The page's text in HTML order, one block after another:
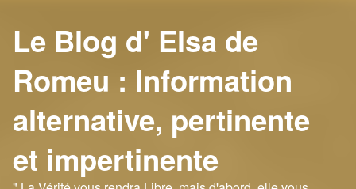
Le Blog d' Elsa de
Romeu : Information
alternative, pertinente
et impertinente